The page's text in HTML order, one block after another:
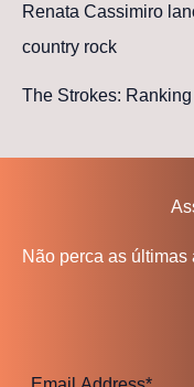
Renata Cassimiro
country rock
The Strokes:
Não perca as